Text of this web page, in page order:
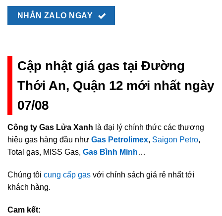
NHẮN ZALO NGAY
Cập nhật giá gas tại Đường
Thới An, Quận 12 mới nhất ngày
07/08
Công ty Gas Lửa Xanh là đại lý chính thức các thương
hiệu gas hàng đầu như Gas Petrolimex, Saigon Petro,
Total gas, MISS Gas, Gas Bình Minh…
Chúng tôi cung cấp gas với chính sách giá rẻ nhất tới
khách hàng.
Cam kết: